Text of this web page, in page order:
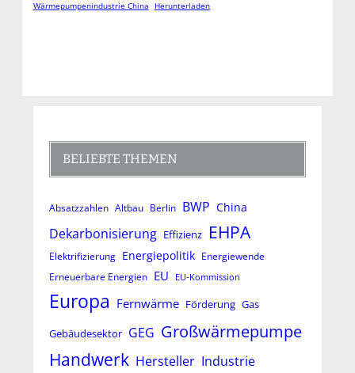
Wärmepumpenindustrie China
Herunterladen
BELIEBTE THEMEN
Absatzzahlen Altbau Berlin BWP China
Dekarbonisierung Effizienz EHPA
Elektrifizierung Energiepolitik Energiewende
Erneuerbare Energien EU EU-Kommission
Europa Fernwärme Förderung Gas
Gebäudesektor GEG Großwärmepumpe
Handwerk Hersteller Industrie